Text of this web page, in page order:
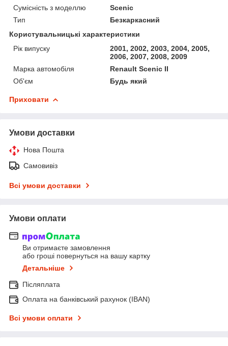
Сумісність з моделлю
Scenic
Тип
Безкаркасний
Користувальницькі характеристики
Рік випуску
2001, 2002, 2003, 2004, 2005,
2006, 2007, 2008, 2009
Марка автомобіля
Renault Scenic II
Об'єм
Будь який
Приховати
Умови доставки
Нова Пошта
Самовивіз
Всі умови доставки
Умови оплати
Ви отримаєте замовлення
або гроші повернуться на вашу картку
Детальніше
Післяплата
Оплата на банківський рахунок (IBAN)
Всі умови оплати